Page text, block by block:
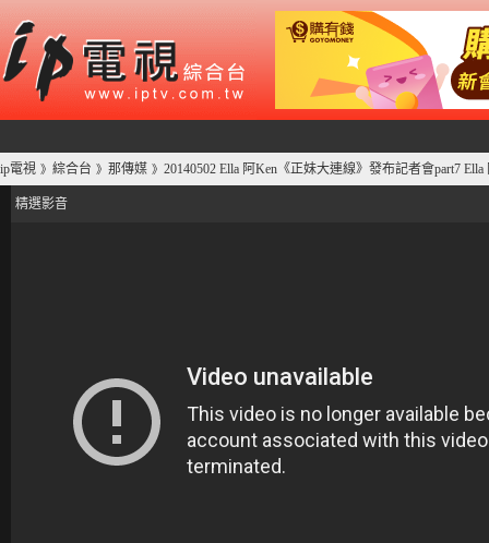
ip電視 》 綜合台 》 那傳媒 》 20140502 Ella 阿Ken《正妹大連線》發布記者會part7
精選影音